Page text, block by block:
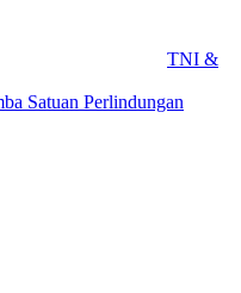
TNI &
Satuan Perlindungan